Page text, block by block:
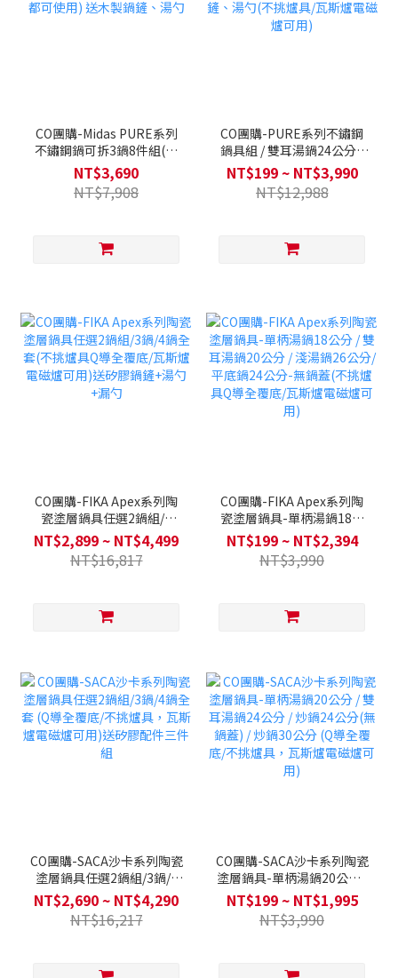
CO團購-Midas PURE系列
不鏽鋼鍋可拆3鍋8件組(不
挑爐具，瓦斯爐、電磁爐、
IH爐等都可使用) 送木製鍋
鏟、湯勺
NT$3,690
NT$7,908
CO團購-PURE系列不鏽鋼
鍋具組 / 雙耳湯鍋24公分 /
蒸籠24公分 / 炒鍋32公分 /
木製鍋鏟、湯勺(不挑爐具/
瓦斯爐電磁爐可用)
NT$199 ~ NT$3,990
NT$12,988
CO團購-FIKA Apex系列陶
瓷塗層鍋具任選2鍋組/3
鍋/4鍋全套(不挑爐具Q導全
覆底/瓦斯爐電磁爐可用)送
矽膠鍋鏟+湯勺+漏勺
NT$2,899 ~ NT$4,499
NT$16,817
CO團購-FIKA Apex系列陶
瓷塗層鍋具-單柄湯鍋18公
分 / 雙耳湯鍋20公分 / 淺湯
鍋26公分/ 平底鍋24公分-無
鍋蓋(不挑爐具Q導全覆底/
NT$199 ~ NT$2,394
NT$3,990
CO團購-SACA沙卡系列陶瓷
塗層鍋具任選2鍋組/3鍋/4
鍋全套 (Q導全覆底/不挑爐
具，瓦斯爐電磁爐可用)送矽
膠配件三件組
NT$2,690 ~ NT$4,290
NT$16,217
CO團購-SACA沙卡系列陶瓷
塗層鍋具-單柄湯鍋20公分 /
雙耳湯鍋24公分 / 炒鍋24公
分(無鍋蓋) / 炒鍋30公分 (Q
導全覆底/不挑爐具，瓦斯爐
NT$199 ~ NT$1,995
NT$3,990